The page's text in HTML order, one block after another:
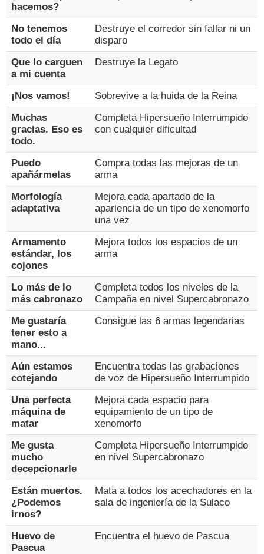
hacemos?
No tenemos
todo el día
Destruye el corredor sin fallar ni un
disparo
Que lo carguen
a mi cuenta
Destruye la Legato
¡Nos vamos!
Sobrevive a la huida de la Reina
Muchas
gracias. Eso es
todo.
Completa Hipersueño Interrumpido
con cualquier dificultad
Puedo
apañármelas
Compra todas las mejoras de un
arma
Morfología
adaptativa
Mejora cada apartado de la
apariencia de un tipo de xenomorfo
una vez
Armamento
estándar, los
cojones
Mejora todos los espacios de un
arma
Lo más de lo
más cabronazo
Completa todos los niveles de la
Campaña en nivel Supercabronazo
Me gustaría
tener esto a
mano...
Consigue las 6 armas legendarias
Aún estamos
cotejando
Encuentra todas las grabaciones
de voz de Hipersueño Interrumpido
Una perfecta
máquina de
matar
Mejora cada espacio para
equipamiento de un tipo de
xenomorfo
Me gusta
mucho
decepcionarle
Completa Hipersueño Interrumpido
en nivel Supercabronazo
Están muertos.
¿Podemos
irnos?
Mata a todos los acechadores en la
sala de ingeniería de la Sulaco
Huevo de
Pascua
Encuentra el huevo de Pascua